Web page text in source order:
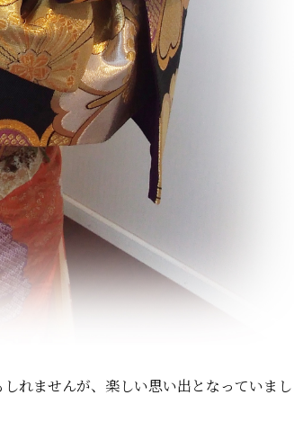
れませんが、楽しい思い出となっていまし